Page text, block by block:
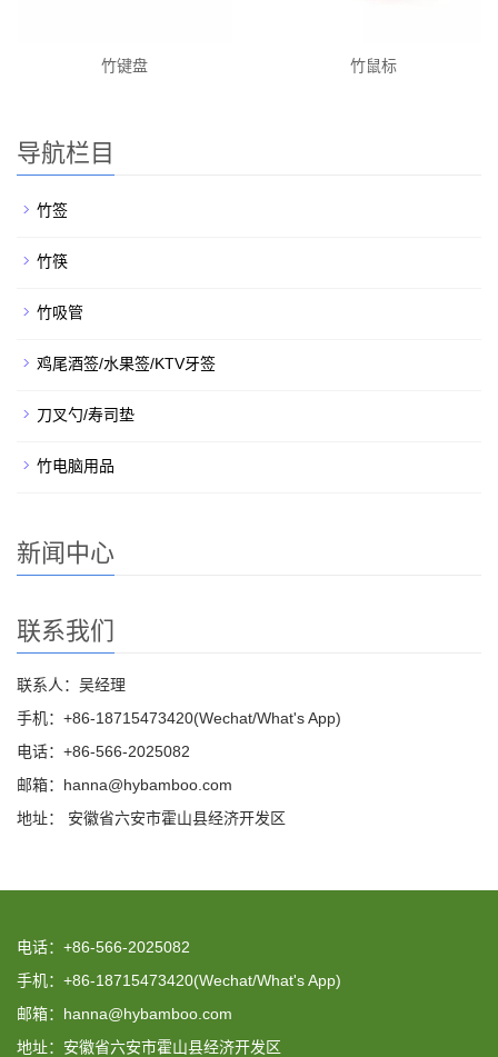
竹键盘 竹鼠标
导航栏目
竹签
竹筷
竹吸管
鸡尾酒签/水果签/KTV牙签
刀叉勺/寿司垫
竹电脑用品
新闻中心
联系我们
联系人：吴经理
手机：+86-18715473420(Wechat/What's App)
电话：+86-566-2025082
邮箱：hanna@hybamboo.com
地址： 安徽省六安市霍山县经济开发区
电话：+86-566-2025082
手机：+86-18715473420(Wechat/What's App)
邮箱：hanna@hybamboo.com
地址：安徽省六安市霍山县经济开发区